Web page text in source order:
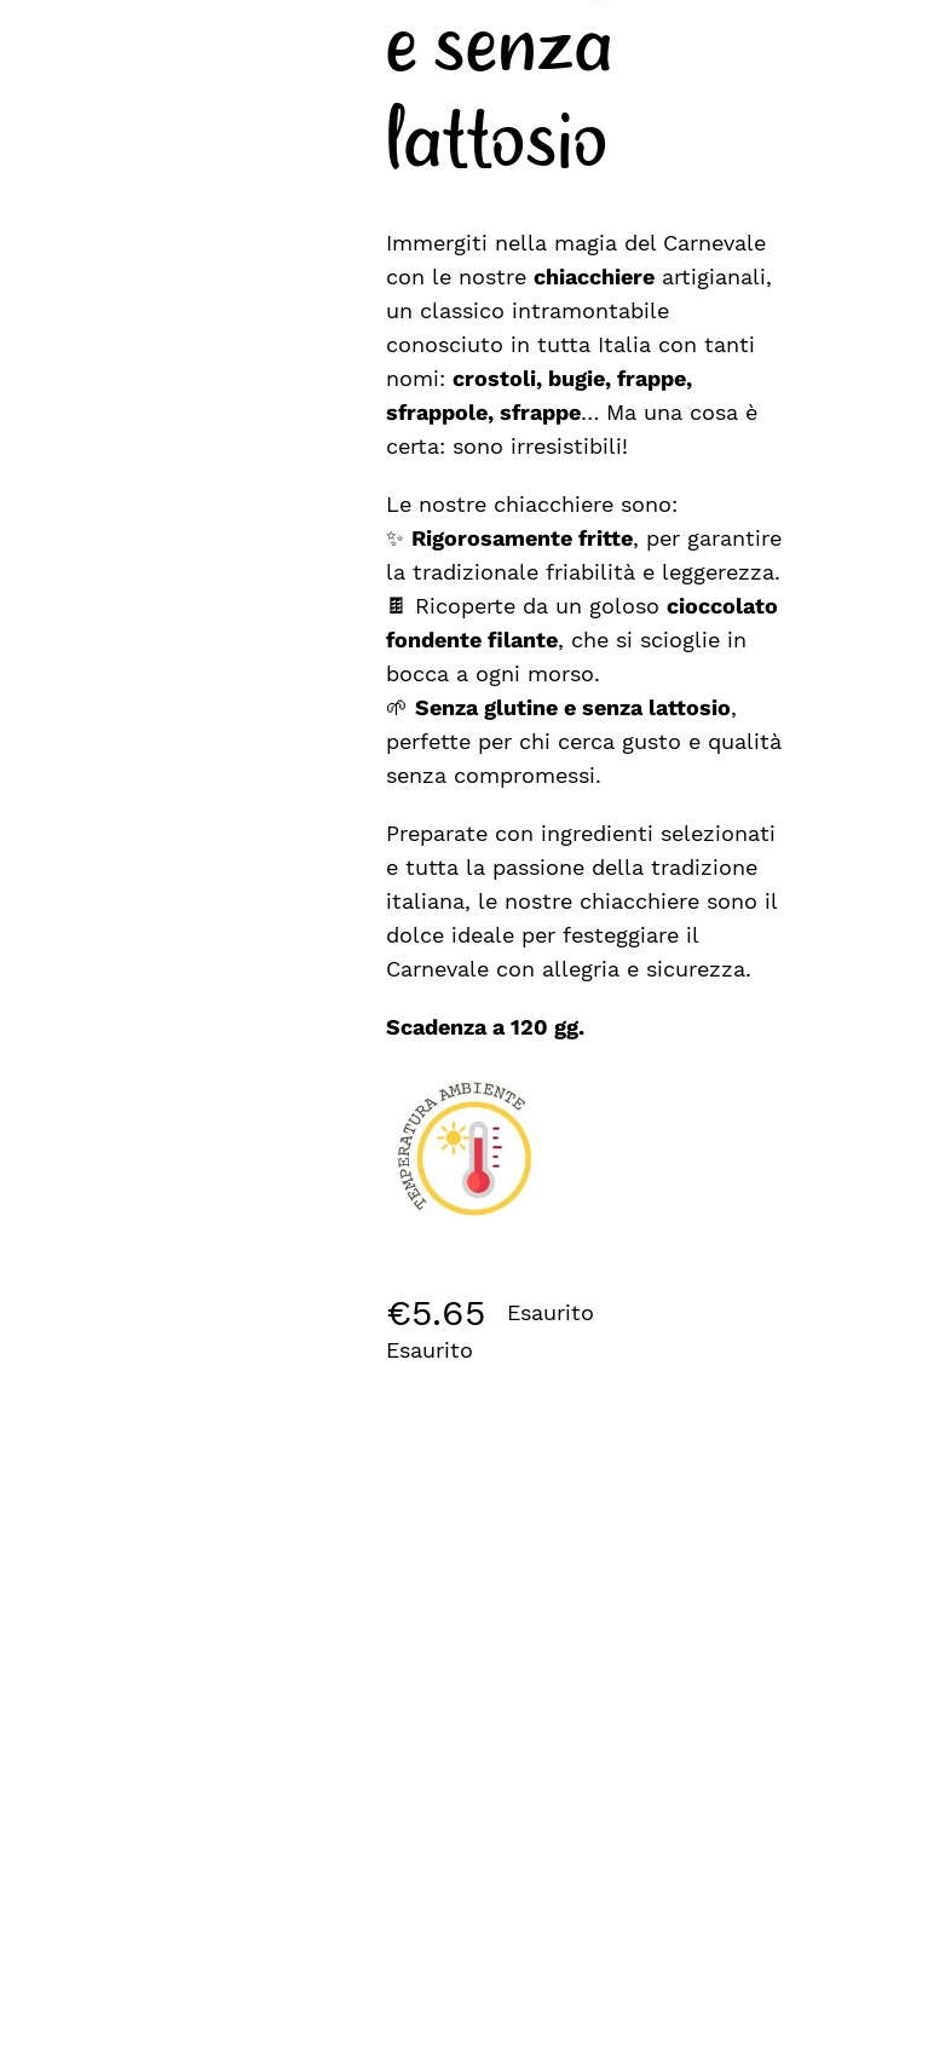
e senza
lattosio
Immergiti nella magia del Carnevale
con le nostre chiacchiereartigianali,
un classico intramontabile
conosciuto in tutta Italia con tanti
nomi: crostoli, bugie, frappe,
sfrappole, sfrappe… Ma una cosa è
certa: sono irresistibili!
Le nostre chiacchiere sono:
✨ Rigorosamente fritte, per garantire
la tradizionale friabilità e leggerezza.
🍫 Ricoperte da un goloso cioccolato
fondente filante, che si scioglie in
bocca a ogni morso.
🌱 Senza glutine e senza lattosio,
perfette per chi cerca gusto e qualità
senza compromessi.
Preparate con ingredienti selezionati
e tutta la passione della tradizione
italiana, le nostre chiacchiere sono il
dolce ideale per festeggiare il
Carnevale con allegria e sicurezza.
Scadenza a 120 gg.
€5.65
Esaurito
Esaurito